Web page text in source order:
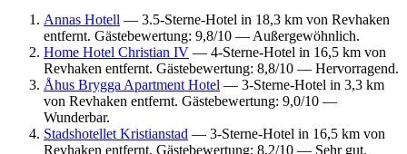
Annas Hotell — 3.5-Sterne-Hotel in 18,3 km von Revhaken
entfernt. Gästebewertung: 9,8/10 — Außergewöhnlich.
Home Hotel Christian IV — 4-Sterne-Hotel in 16,5 km von
Revhaken entfernt. Gästebewertung: 8,8/10 — Hervorragend.
Åhus Brygga Apartment Hotel — 3-Sterne-Hotel in 3,3 km
von Revhaken entfernt. Gästebewertung: 9,0/10 —
Wunderbar.
Stadshotellet Kristianstad — 3-Sterne-Hotel in 16,5 km von
Revhaken entfernt. Gästebewertung: 8,2/10 — Sehr gut.